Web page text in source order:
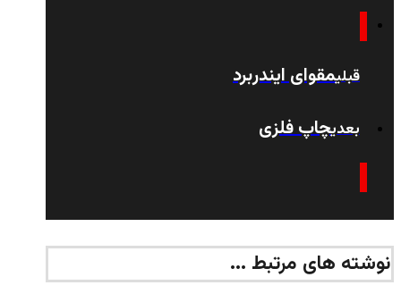
قبلیمقوای ایندربرد
بعدیچاپ فلزی
نوشته های مرتبط ...